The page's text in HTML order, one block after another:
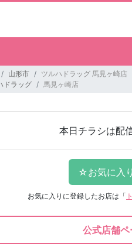
山形市
ツルハドラッグ 馬見ヶ崎店
ドラッグ 馬見ヶ崎店
本日チラシは配
お気に入りに登録したお店は 「
公式店舗ペ